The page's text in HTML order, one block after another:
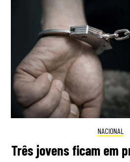
NACIONAL
Três jovens ficam em